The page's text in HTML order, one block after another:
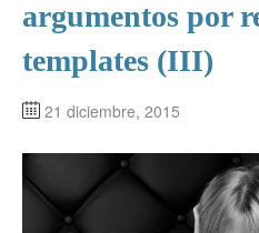
argumentos por
templates (III)
21 diciembre, 2015